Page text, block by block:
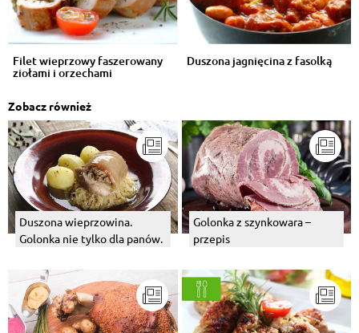
Filet wieprzowy faszerowany
ziołami i orzechami
Duszona jagnięcina z fasolką
Zobacz również
Duszona wieprzowina.
Golonka nie tylko dla panów.
Golonka z szynkowara –
przepis